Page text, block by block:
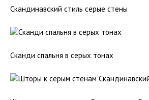
Скандинавский стиль серые стены
Сканди спальня в серых тонах